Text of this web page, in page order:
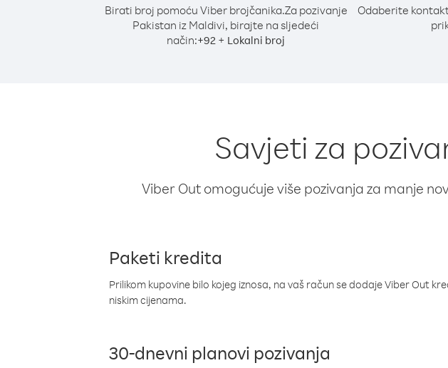
Birati broj pomoću Viber brojčanika.Za pozivanje
Pakistan iz Maldivi, birajte na sljedeći
način:+92 + Lokalni broj
Odaberite
Savjeti za
Viber Out omogućuje više pozivanja za manje
Paketi kredita
Prilikom kupovine bilo kojeg iznosa, na vaš račun se dodaje Viber Out
niskim cijenama.
30-dnevni planovi pozivanja